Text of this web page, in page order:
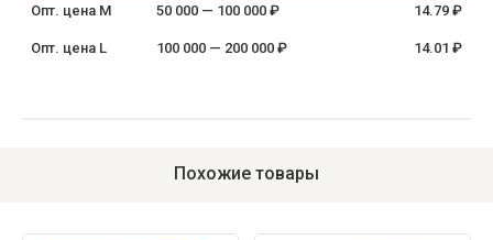
Опт. цена M 50 000 — 100 000 ₽ 14.79 ₽
Опт. цена L 100 000 — 200 000 ₽ 14.01 ₽
Похожие товары